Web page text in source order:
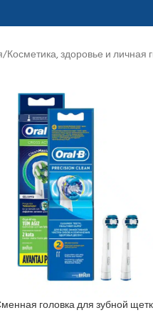
/Косметика, здоровье и личная
головка для зубной